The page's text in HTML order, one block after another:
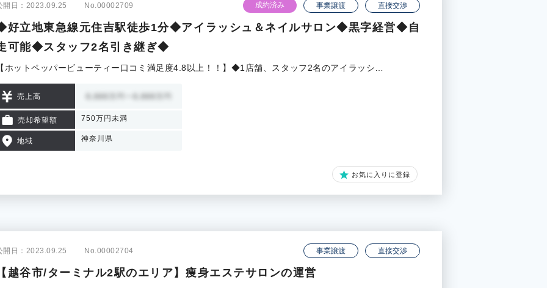
開日：2023.09.25 No.00002709 成約済み 事業譲渡 直接交渉
好立地東急線元住吉駅徒歩1分◆アイラッシュ＆ネイルサロン◆黒字経営◆自
可能◆スタッフ2名引き継ぎ◆
ホットペッパービューティー口コミ満足度4.8以上！！】◆1店舗、スタッフ2名のアイラッシ…
売上高
売却希望額 750万円未満
地域 神奈川県
お気に入りに登録
開日：2023.09.25 No.00002704 事業譲渡 直接交渉
越谷市/ターミナル2駅のエリア】痩身エステサロンの運営